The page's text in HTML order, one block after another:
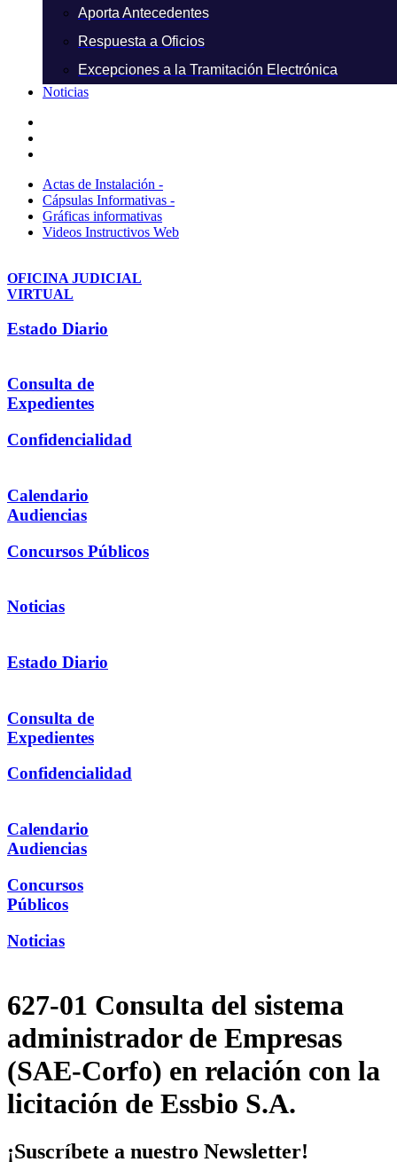
Aporta Antecedentes
Respuesta a Oficios
Excepciones a la Tramitación Electrónica
Noticias
Actas de Instalación -
Cápsulas Informativas -
Gráficas informativas
Videos Instructivos Web
OFICINA JUDICIAL
VIRTUAL
Estado Diario
Consulta de
Expedientes
Confidencialidad
Calendario
Audiencias
Concursos Públicos
Noticias
Estado Diario
Consulta de
Expedientes
Confidencialidad
Calendario
Audiencias
Concursos
Públicos
Noticias
627-01 Consulta del sistema
administrador de Empresas
(SAE-Corfo) en relación con la
licitación de Essbio S.A.
¡Suscríbete a nuestro Newsletter!